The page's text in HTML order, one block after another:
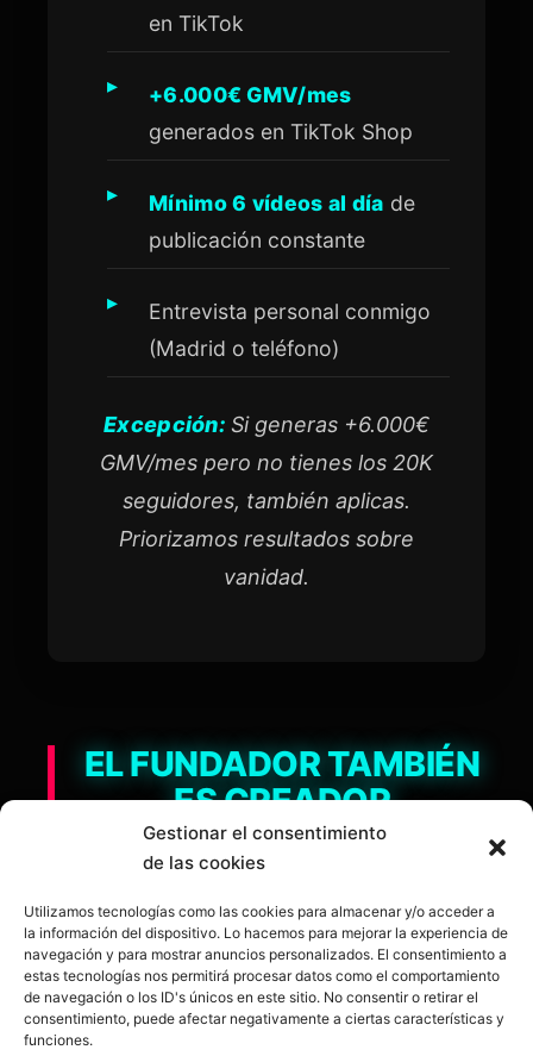
Gestionar el consentimiento
de las cookies
Utilizamos tecnologías como las cookies para almacenar y/o acceder a
la información del dispositivo. Lo hacemos para mejorar la experiencia de
navegación y para mostrar anuncios personalizados. El consentimiento a
estas tecnologías nos permitirá procesar datos como el comportamiento
de navegación o los ID's únicos en este sitio. No consentir o retirar el
consentimiento, puede afectar negativamente a ciertas características y
funciones.
en TikTok
+6.000€ GMV/mes
generados en TikTok Shop
Mínimo 6 vídeos al día de
publicación constante
Entrevista personal conmigo
(Madrid o teléfono)
Excepción: Si generas +6.000€
GMV/mes pero no tienes los 20K
seguidores, también aplicas.
Priorizamos resultados sobre
vanidad.
EL FUNDADOR TAMBIÉN
ES CREADOR
desde las trincheras. Publico daily hace 13+
meses. Comprendo tus dudas porque las
viví.